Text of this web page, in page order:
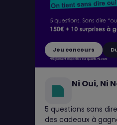
Jeu concours
Ni Oui, Ni
5 questions sans
des cadeaux à